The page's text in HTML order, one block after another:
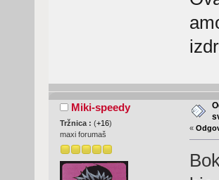
Miki-speedy
Tržnica : (+16)
maxi forumaš
«